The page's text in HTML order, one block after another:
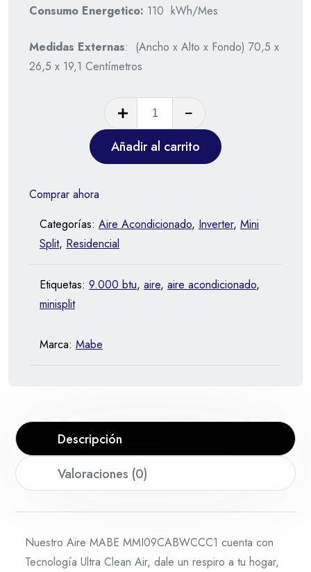
Consumo Energetico: 110 kWh/Mes
Medidas Externas: (Ancho x Alto x Fondo) 70,5 x
26,5 x 19,1 Centímetros
Añadir al carrito
Comprar ahora
Categorías: Aire Acondicionado, Inverter, Mini
Split, Residencial
Etiquetas: 9.000 btu, aire, aire acondicionado,
minisplit
Marca: Mabe
Descripción
Valoraciones (0)
Nuestro Aire MABE MMI09CABWCCC1 cuenta con
Tecnología Ultra Clean Air, dale un respiro a tu hogar,